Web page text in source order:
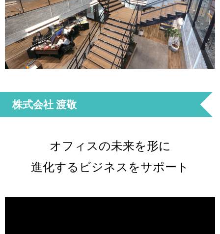
株式会社 渡敬
オフィスの未来を形に
進化するビジネスをサポート